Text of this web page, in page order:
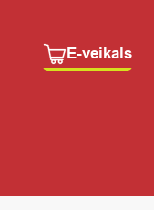
E-veikals